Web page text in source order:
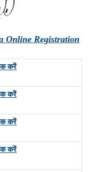
Online Registration
करें
करें
करें
करें